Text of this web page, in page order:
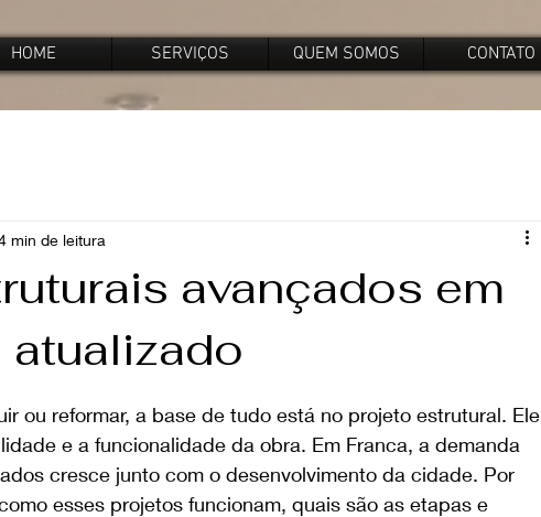
HOME SERVIÇOS QUEM SOMOS CONTATO
avançados em
atualizado
min de leitura
ou reformar, a base de tudo está no projeto estrutural. Ele
e a funcionalidade da obra. Em Franca, a demanda
cresce junto com o desenvolvimento da cidade. Por
esses projetos funcionam, quais são as etapas e